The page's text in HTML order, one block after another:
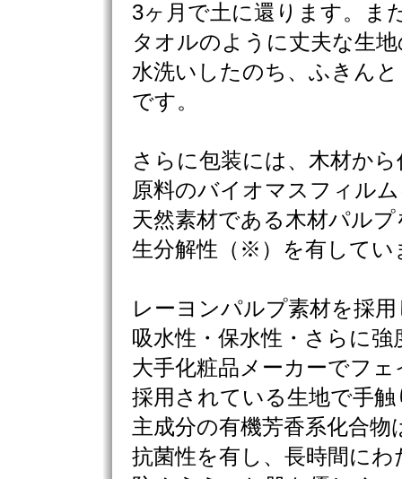
3ヶ月で土に還ります。ま
タオルのように丈夫な生
水洗いしたのち、ふきん
です。
さらに包装には、木材か
原料のバイオマスフィル
天然素材である木材パル
生分解性（※）を有してい
レーヨンパルプ素材を採
吸水性・保水性・さらに
大手化粧品メーカーでフ
採用されている生地で手
主成分の有機芳香系化合物
抗菌性を有し、長時間に